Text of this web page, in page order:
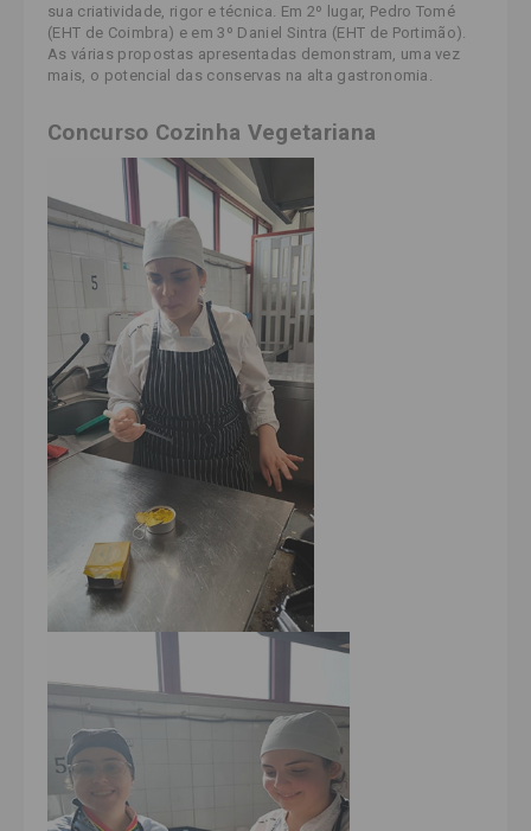
sua criatividade, rigor e técnica . Em 2º lugar, Pedro Tomé
(EHT de Coimbra) e em 3º Daniel Sintra (EHT de Portimão).
As várias propostas apresentadas demonstram, uma vez
mais, o potencial das conservas na alta gastronomia.
Concurso Cozinha Vegetariana